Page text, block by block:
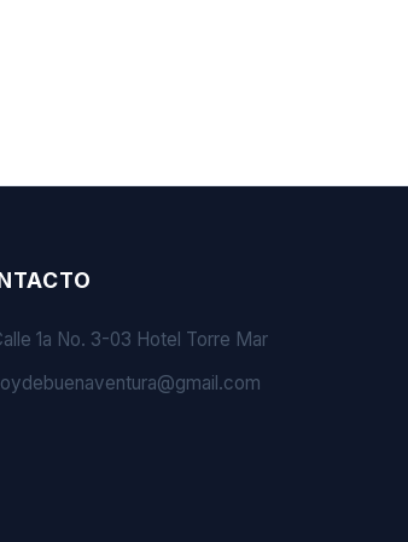
1a No. 3-03 Hotel Torre Mar